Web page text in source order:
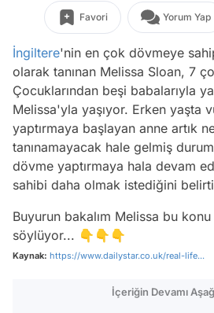
Favori Yorum Yap
İngiltere'nin en çok dövmeye
olarak tanınan Melissa Sloan, 7
Çocuklarından beşi babalarıyla
Melissa'yla yaşıyor. Erken yaşta
yaptırmaya başlayan anne artık
tanınamayacak hale gelmiş
dövme yaptırmaya hala devam
sahibi daha olmak istediğini
Buyurun bakalım Melissa bu
söylüyor... 👇👇👇
Kaynak: https://www.dailystar.co.uk/real-life...
İçeriğin Devamı